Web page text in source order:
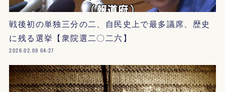
戦後初の単独三分の二、自民史上で最多議席、歴史
に残る選挙【衆院選二〇二六】
2026.02.09 04:27